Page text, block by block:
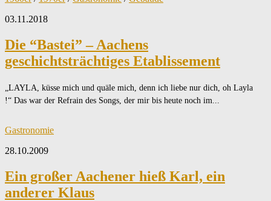
03.11.2018
Die “Bastei” – Aachens
geschichtsträchtiges Etablissement
„LAYLA, küsse mich und quäle mich, denn ich liebe nur dich, oh Layla
!“ Das war der Refrain des Songs, der mir bis heute noch im...
Gastronomie
28.10.2009
Ein großer Aachener hieß Karl, ein
anderer Klaus